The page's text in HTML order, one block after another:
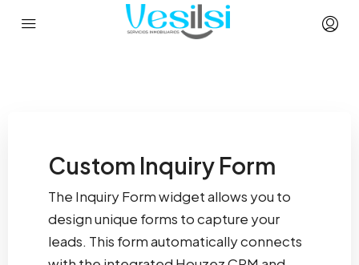
Custom Inquiry Form
The Inquiry Form widget allows you to
design unique forms to capture your
leads. This form automatically connects